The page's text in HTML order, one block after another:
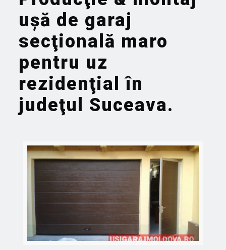
uşă de garaj
secţională maro
pentru uz
rezidenţial în
judeţul Suceava.